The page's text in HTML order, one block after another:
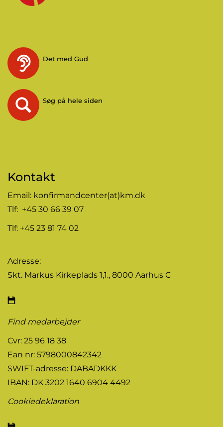
Det med Gud
Søg på hele siden
Kontakt
Email: konfirmandcenter(at)km.dk
Tlf: +45 30 66 39 07
Tlf: +45 23 81 74 02
Adresse:
Skt. Markus Kirkeplads 1,1., 8000 Aarhus C
Find medarbejder
Cvr: 25 96 18 38
Ean nr: 5798000842342
SWIFT-adresse: DABADKKK
IBAN: DK 3202 1640 6904 4492
Cookiedeklaration